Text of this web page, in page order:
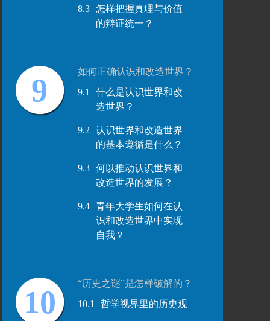
8.3
怎样把握真理与价值
的辩证统一？
9
如何正确认识和改造世界？
9.1
什么是认识世界和改
造世界？
9.2
认识世界和改造世界
的基本遵循是什么？
9.3
何以推动认识世界和
改造世界的发展？
9.4
青年大学生如何在认
识和改造世界中实现
自我？
10
“历史之谜”是怎样破解的？
10.1
哲学视界里的历史观